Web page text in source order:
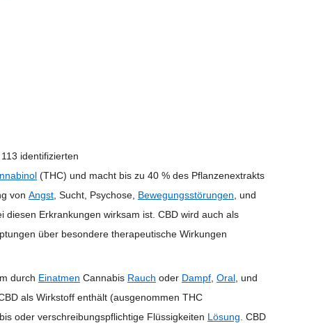
identifizierten
(THC) und macht bis zu 40 % des Pflanzenextrakts
von Angst , Sucht, Psychose, Bewegungsstörungen , und
diesen Erkrankungen wirksam ist. CBD wird auch als
über besondere therapeutische Wirkungen
durch Einatmen Cannabis Rauch oder Dampf Oral , und
als Wirkstoff enthält (ausgenommen THC
oder verschreibungspflichtige Flüssigkeiten Lösung . CBD